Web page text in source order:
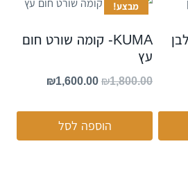
מבצע!
KUMA- קומה שורט חום
עץ
₪1,800.00
₪1,600.00
הוספה לסל